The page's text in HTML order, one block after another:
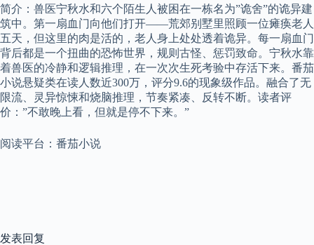
简介：兽医宁秋水和六个陌生人被困在一栋名为”诡舍”的诡异建
筑中。第一扇血门向他们打开——荒郊别墅里照顾一位瘫痪老人
五天，但这里的肉是活的，老人身上处处透着诡异。每一扇血门
背后都是一个扭曲的恐怖世界，规则古怪、惩罚致命。宁秋水靠
着兽医的冷静和逻辑推理，在一次次生死考验中存活下来。番茄
小说悬疑类在读人数近300万，评分9.6的现象级作品。融合了无
限流、灵异惊悚和烧脑推理，节奏紧凑、反转不断。读者评
价：”不敢晚上看，但就是停不下来。”
阅读平台：番茄小说
发表回复